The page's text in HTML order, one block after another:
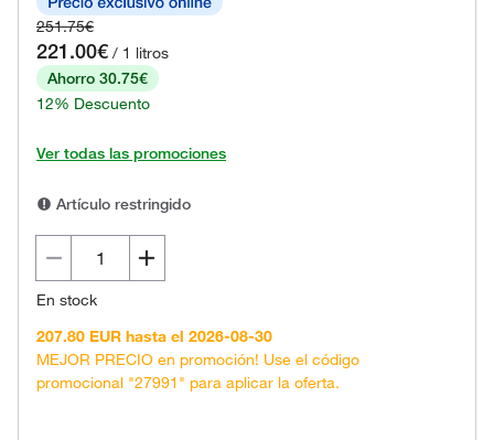
251.75€
221.00€ / 1 litros
Ahorro 30.75€
12% Descuento
Ver todas las promociones
Artículo restringido
En stock
207.80 EUR hasta el 2026-08-30
MEJOR PRECIO en promoción! Use el código
promocional "27991" para aplicar la oferta.